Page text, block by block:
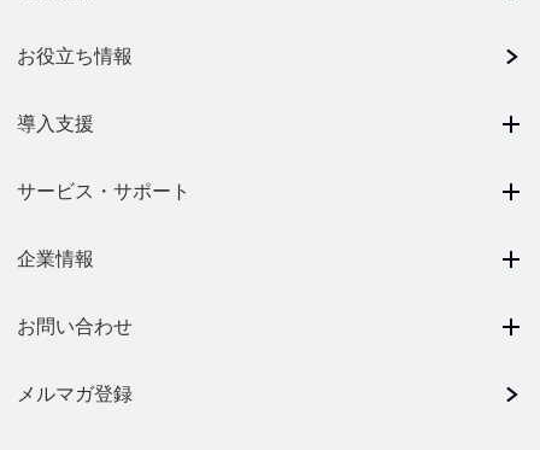
お役立ち情報
導入支援
サービス・サポート
企業情報
お問い合わせ
メルマガ登録